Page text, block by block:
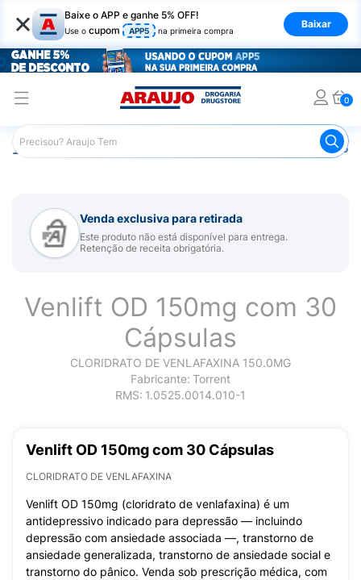
× Baixe o APP e ganhe 5% OFF!
Use o cupom APP5 na primeira compra
Baixar
0
Araujo Medicamentos Remédio para Sistema Nervoso
Venda exclusiva para retirada
Este produto não está disponível para entrega.
Retenção de receita obrigatória.
Venlift OD 150mg com 30
Cápsulas
CLORIDRATO DE VENLAFAXINA 150.0MG
Fabricante: Torrent
RMS: 1.0525.0014.010-1
Venlift OD 150mg com 30 Cápsulas
CLORIDRATO DE VENLAFAXINA
Venlift OD 150mg (cloridrato de venlafaxina) é um
antidepressivo indicado para depressão — incluindo
depressão com ansiedade associada —, transtorno de
ansiedade generalizada, transtorno de ansiedade social e
transtorno do pânico. Venda sob prescrição médica, com